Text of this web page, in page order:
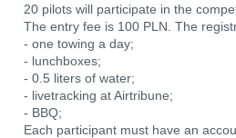
20 pilots will participate in the
The entry fee is 100 PLN. The
- one towing a day;
- lunchboxes;
- 0.5 liters of water;
- livetracking at Airtribune;
- BBQ;
Each participant must have an